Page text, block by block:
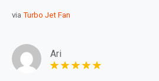
via Turbo Jet Fan
Ari